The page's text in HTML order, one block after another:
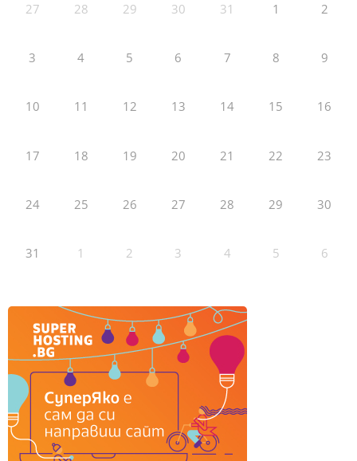
27 28 29 30 31 1 2
3 4 5 6 7 8 9
10 11 12 13 14 15 16
17 18 19 20 21 22 23
24 25 26 27 28 29 30
31 1 2 3 4 5 6